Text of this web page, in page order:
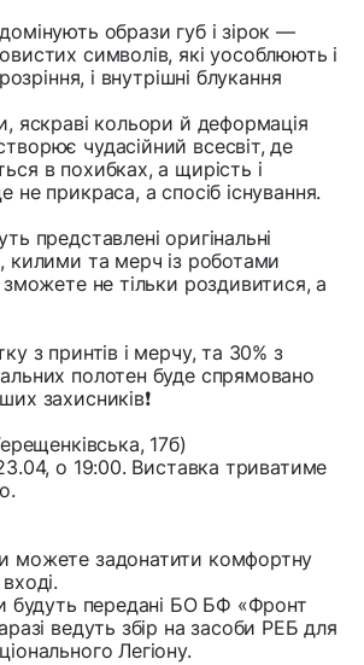
образи губ і зірок —
символів, які уособлюють і
і внутрішні блукання
яскраві кольори й деформація
чудасійний всесвіт, де
в похибках, а щирість і
не прикраса, а спосіб існування.
представлені оригінальні
килими та мерч із роботами
зможете не тільки роздивитися, а
з принтів і мерчу, та 30% з
полотен буде спрямовано
захисників❗️
17б)
о 19:00. Виставка триватиме
можете задонатити комфортну
будуть передані БО БФ «Фронт
ведуть збір на засоби РЕБ для
Легіону.